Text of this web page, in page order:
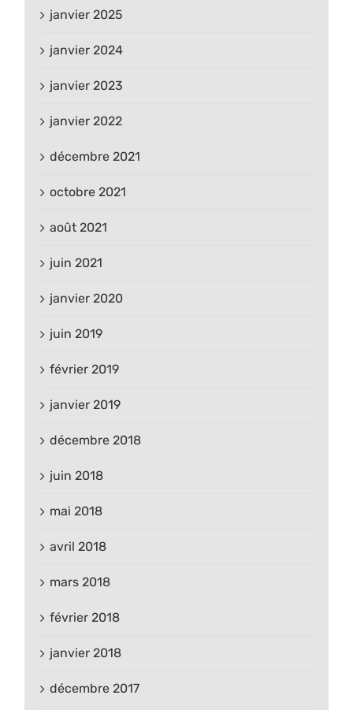
janvier 2025
janvier 2024
janvier 2023
janvier 2022
décembre 2021
octobre 2021
août 2021
juin 2021
janvier 2020
juin 2019
février 2019
janvier 2019
décembre 2018
juin 2018
mai 2018
avril 2018
mars 2018
février 2018
janvier 2018
décembre 2017